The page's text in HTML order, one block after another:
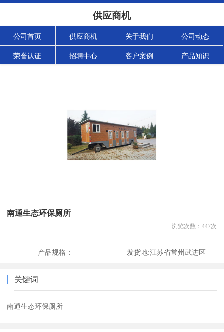
供应商机
公司首页 供应商机 关于我们 公司动态
荣誉认证 招聘中心 客户案例 产品知识
南通生态环保厕所
浏览次数： 447次
产品规格： 发货地:江苏省常州武进区
关键词
南通生态环保厕所